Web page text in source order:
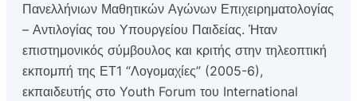
Πανελλήνιων Μαθητικών Αγώνων Επιχειρηματολογίας
– Αντιλογίας του Υπουργείου Παιδείας. Ήταν
επιστημονικός σύμβουλος και κριτής στην τηλεοπτική
εκπομπή της ΕΤ1 “Λογομαχίες” (2005-6),
εκπαιδευτής στο Youth Forum του International